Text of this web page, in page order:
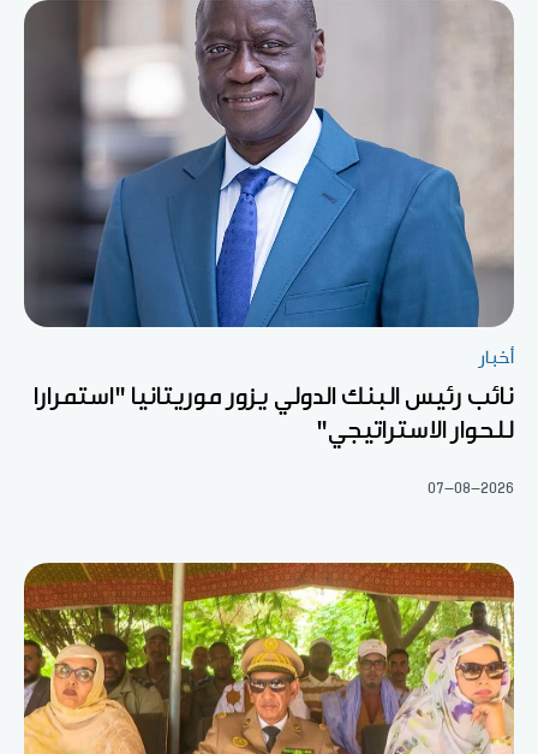
أخبار
نائب رئيس البنك الدولي يزور موريتانيا "استمرارا
للحوار الاستراتيجي"
07-08-2026